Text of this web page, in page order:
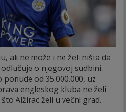
ali ne može i ne želi ništa da
o njegovoj sudbini.
ponude od 35.000.000, uz
engleskog kluba ne želi
Alžirac želi u večni grad.